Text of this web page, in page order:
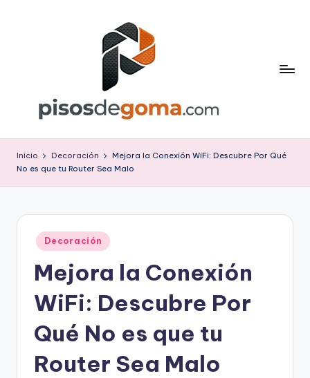
is
o
G
m
Inicio Decoración
Mejora la Conexión WiFi: Descubre Por Qué
No es que tu Router Sea Malo
Publicado
en
Decoración
Mejora la Conexión
WiFi: Descubre Por
Qué No es que tu
Router Sea Malo